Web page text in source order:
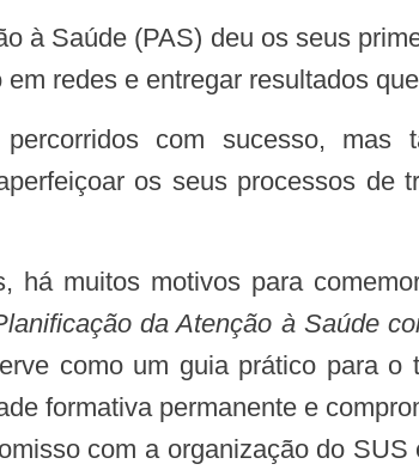
redes e entregar resultados
os seus processos de
da Atenção à Saúde
como um guia prático para
formativa permanente e
com a organização do